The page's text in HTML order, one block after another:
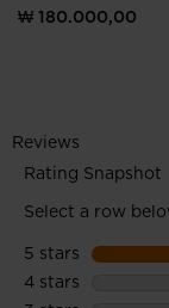
₩ 180.000,00